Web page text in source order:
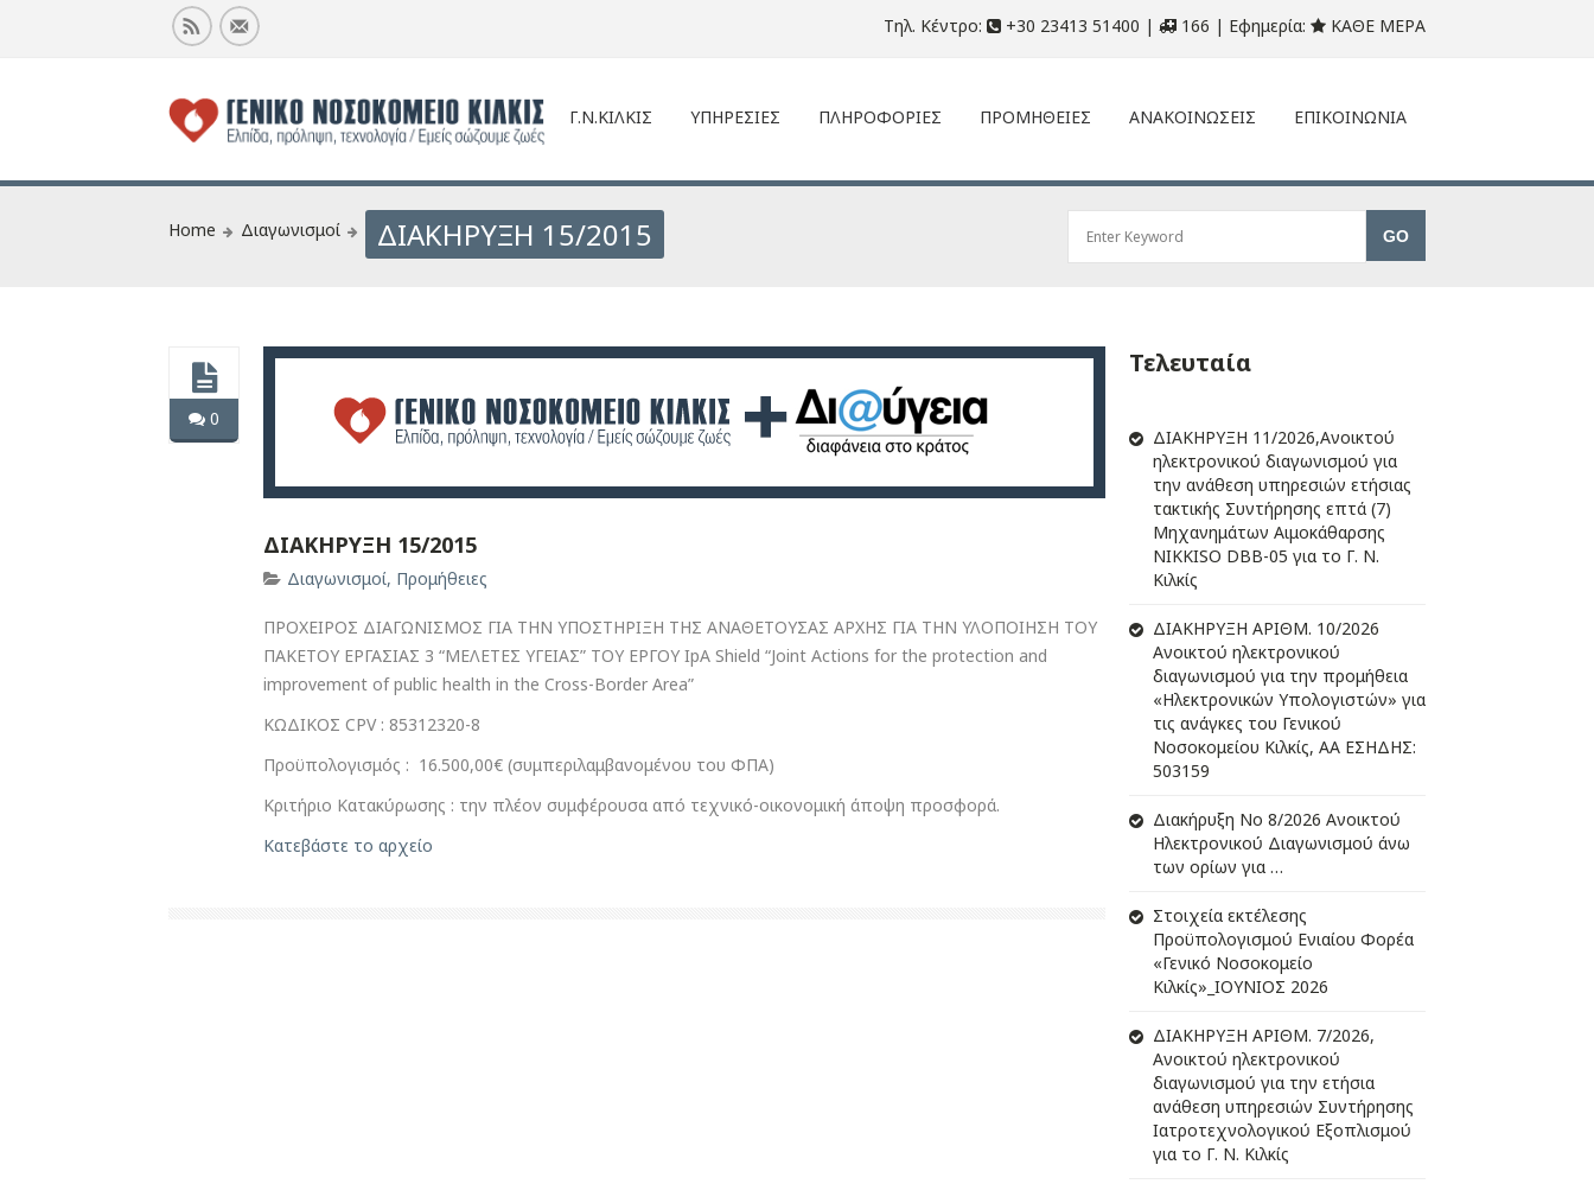
Τηλ. Κέντρο: +30 23413 51400 | 166 | Εφημερία: ΚΑΘΕ ΜΕΡΑ
Γ.Ν.ΚΙΛΚΙΣ ΥΠΗΡΕΣΙΕΣ ΠΛΗΡΟΦΟΡΙΕΣ ΠΡΟΜΗΘΕΙΕΣ ΑΝΑΚΟΙΝΩΣΕΙΣ ΕΠΙΚΟΙΝΩΝΙΑ
Home Διαγωνισμοί ΔΙΑΚΗΡΥΞΗ 15/2015
0
ΔΙΑΚΗΡΥΞΗ 15/2015
Διαγωνισμοί, Προμήθειες
ΠΡΟΧΕΙΡΟΣ ΔΙΑΓΩΝΙΣΜΟΣ ΓΙΑ ΤΗΝ ΥΠΟΣΤΗΡΙΞΗ ΤΗΣ ΑΝΑΘΕΤΟΥΣΑΣ ΑΡΧΗΣ ΓΙΑ ΤΗΝ ΥΛΟΠΟΙΗΣΗ ΤΟΥ
ΠΑΚΕΤΟΥ ΕΡΓΑΣΙΑΣ 3 “ΜΕΛΕΤΕΣ ΥΓΕΙΑΣ” ΤΟΥ ΕΡΓΟΥ IpA Shield “Joint Actions for the protection and
improvement of public health in the Cross-Border Area”
ΚΩΔΙΚΟΣ CPV : 85312320-8
Προϋπολογισμός : 16.500,00€ (συμπεριλαμβανομένου του ΦΠΑ)
Κριτήριο Κατακύρωσης : την πλέον συμφέρουσα από τεχνικό-οικονομική άποψη προσφορά.
Κατεβάστε το αρχείο
Τελευταία
ΔIΑΚΗΡΥΞΗ 11/2026,Ανοικτού
ηλεκτρονικού διαγωνισμού για
την ανάθεση υπηρεσιών ετήσιας
τακτικής Συντήρησης επτά (7)
Μηχανημάτων Αιμοκάθαρσης
NIKKISO DBB-05 για το Γ. Ν.
Κιλκίς
ΔIΑΚΗΡΥΞΗ ΑΡIΘΜ. 10/2026
Ανοικτού ηλεκτρονικού
διαγωνισμού για την προμήθεια
«Ηλεκτρονικών Υπολογιστών» για
τις ανάγκες του Γενικού
Νοσοκομείου Κιλκίς, ΑΑ ΕΣΗΔΗΣ:
503159
Διακήρυξη Νο 8/2026 Ανοικτού
Ηλεκτρονικού Διαγωνισμού άνω
των ορίων για …
Στοιχεία εκτέλεσης
Προϋπολογισμού Ενιαίου Φορέα
«Γενικό Νοσοκομείο
Κιλκίς»_ΙΟΥΝΙΟΣ 2026
ΔIΑΚΗΡΥΞΗ ΑΡIΘΜ. 7/2026,
Ανοικτού ηλεκτρονικού
διαγωνισμού για την ετήσια
ανάθεση υπηρεσιών Συντήρησης
Ιατροτεχνολογικού Εξοπλισμού
για το Γ. Ν. Κιλκίς